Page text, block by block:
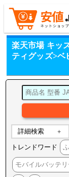
楽天市場 キッ
ティグッズ>ベ
詳細検索
トレンドワード
モバイルバッテリ